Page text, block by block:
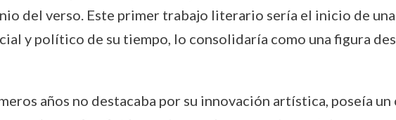
del verso. Este primer trabajo literario sería el inicio de
y político de su tiempo, lo consolidaría como una figura
años no destacaba por su innovación artística, poseía